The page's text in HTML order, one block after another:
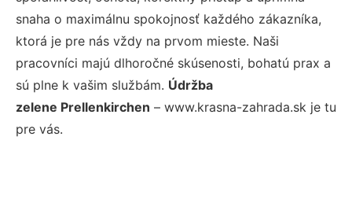
snaha o maximálnu spokojnosť každého zákazníka,
ktorá je pre nás vždy na prvom mieste. Naši
pracovníci majú dlhoročné skúsenosti, bohatú prax a
sú plne k vašim službám. Údržba
zelene Prellenkirchen – www.krasna-zahrada.sk je tu
pre vás.